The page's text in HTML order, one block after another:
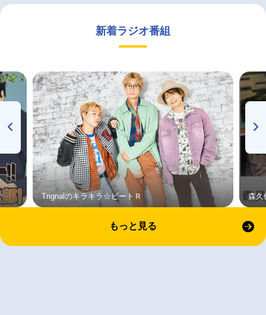
新着ラジオ番組
Trignalのキラキラ☆ビートＲ 森久
もっと見る